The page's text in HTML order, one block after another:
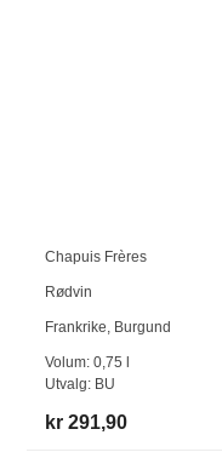
Chapuis Frères
Rødvin
Frankrike, Burgund
Volum:0,75
Utvalg: BU
kr 291,90